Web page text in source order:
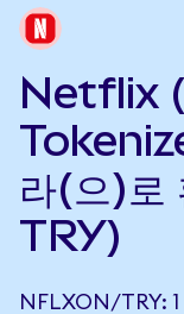
Netflix
라(으)
TRY)
NFLXON/TRY: